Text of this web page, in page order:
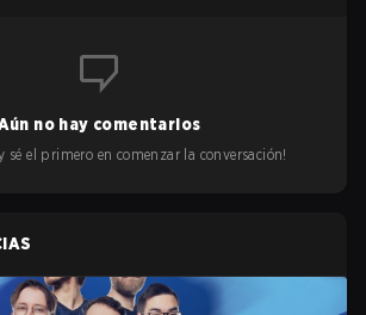
no hay comentarios
sé el primero en comenzar la conversación!